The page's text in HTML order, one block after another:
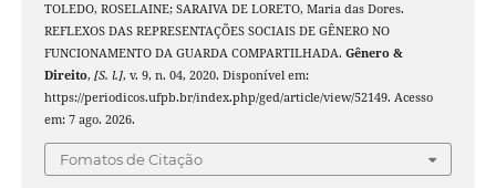
TOLEDO, ROSELAINE; SARAIVA DE LORETO, Maria das Dores.
REFLEXOS DAS REPRESENTAÇÕES SOCIAIS DE GÊNERO NO
FUNCIONAMENTO DA GUARDA COMPARTILHADA. Gênero &
Direito, [S. l.], v. 9, n. 04, 2020. Disponível em:
https://periodicos.ufpb.br/index.php/ged/article/view/52149. Acesso
em: 7 ago. 2026.
Fomatos de Citação